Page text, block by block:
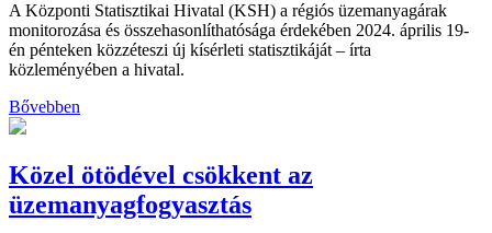
A Központi Statisztikai Hivatal (KSH) a régiós üzemanyagárak
monitorozása és összehasonlíthatósága érdekében 2024. április 19-
én pénteken közzéteszi új kísérleti statisztikáját – írta
közleményében a hivatal.
Bővebben
Közel ötödével csökkent az
üzemanyagfogyasztás